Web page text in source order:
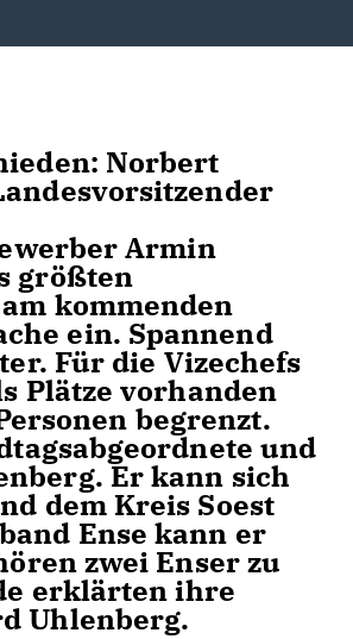
Norbert
Armin
größten
kommenden
ein. Spannend
Für die Vizechefs
Plätze vorhanden
begrenzt.
und
Er kann sich
dem Kreis Soest
Ense kann er
zwei Enser zu
erklärten ihre
Uhlenberg.